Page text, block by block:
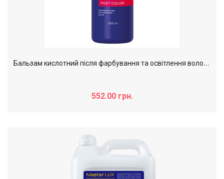
Б
альзам кислотний після фарбування та освітлення волосся MasterLUX Post color, 1000 мл
552.00 грн.